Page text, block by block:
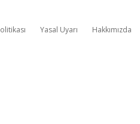
Yasal Uyarı Hakkımızda